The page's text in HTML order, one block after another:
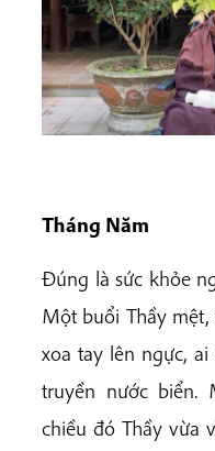
Tháng Năm
Đúng là sức khỏe
Một buổi Thầy
xoa tay lên ngực,
truyền nước biển.
chiều đó Thầy vừa